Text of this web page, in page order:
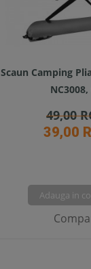
Scaun Camping
NC3008,
49,00
39,00
Adauga in